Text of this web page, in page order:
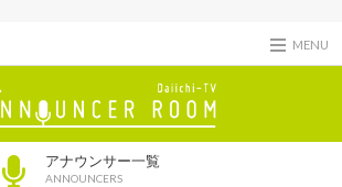
MENU
アナウンサー一覧
ANNOUNCERS